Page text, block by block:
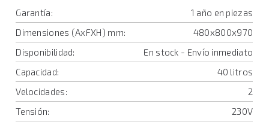
Garantía:
1 año en piezas
Dimensiones (AxFXH) mm:
480x800x970
Disponibilidad:
En stock - Envío inmediato
Capacidad:
40 litros
Velocidades:
2
Tensión:
230V